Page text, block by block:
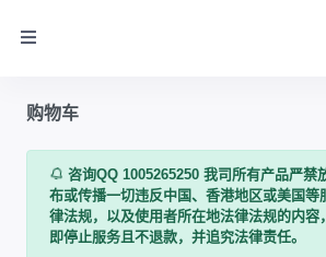
购物车
咨询QQ 1005265250 我司所有产品严禁
布或传播一切违反中国、香港地区或美国等
律法规，以及使用者所在地法律法规的内容
即停止服务且不退款，并追究法律责任。